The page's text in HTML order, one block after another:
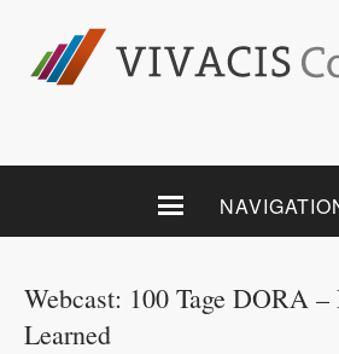
Webcast: 100 Tage DORA –
Learned